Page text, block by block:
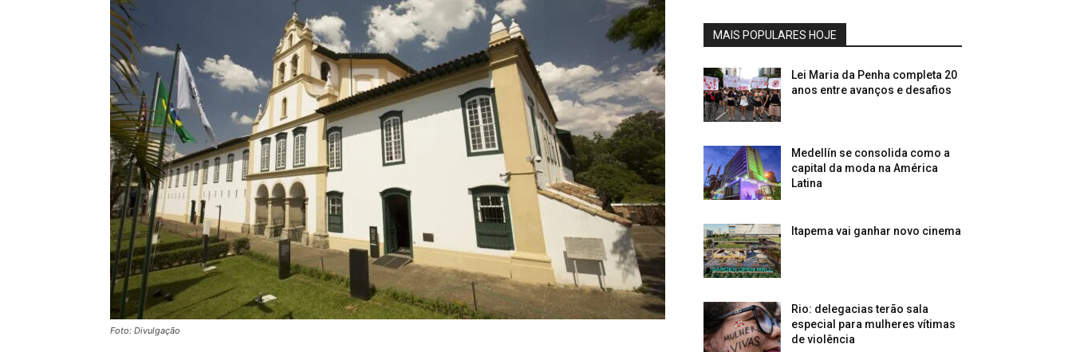
Foto: Divulgação
MAIS POPULARES HOJE
Lei Maria da Penha completa 20
anos entre avanços e desafios
Medellín se consolida como a
capital da moda na América
Latina
Itapema vai ganhar novo cinema
Rio: delegacias terão sala
especial para mulheres vítimas
de violência